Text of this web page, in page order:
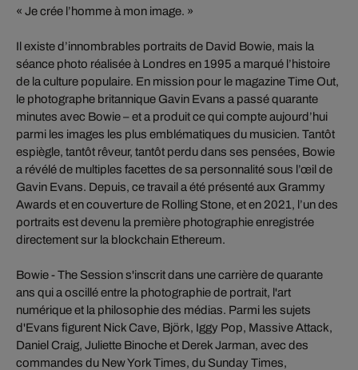
« Je crée l’homme à mon image. »
Il existe d’innombrables portraits de David Bowie, mais la
séance photo réalisée à Londres en 1995 a marqué l’histoire
de la culture populaire. En mission pour le magazine Time Out,
le photographe britannique Gavin Evans a passé quarante
minutes avec Bowie – et a produit ce qui compte aujourd’hui
parmi les images les plus emblématiques du musicien. Tantôt
espiègle, tantôt rêveur, tantôt perdu dans ses pensées, Bowie
a révélé de multiples facettes de sa personnalité sous l’œil de
Gavin Evans. Depuis, ce travail a été présenté aux Grammy
Awards et en couverture de Rolling Stone, et en 2021, l’un des
portraits est devenu la première photographie enregistrée
directement sur la blockchain Ethereum.
Bowie - The Session s'inscrit dans une carrière de quarante
ans qui a oscillé entre la photographie de portrait, l'art
numérique et la philosophie des médias. Parmi les sujets
d'Evans figurent Nick Cave, Björk, Iggy Pop, Massive Attack,
Daniel Craig, Juliette Binoche et Derek Jarman, avec des
commandes du New York Times, du Sunday Times,